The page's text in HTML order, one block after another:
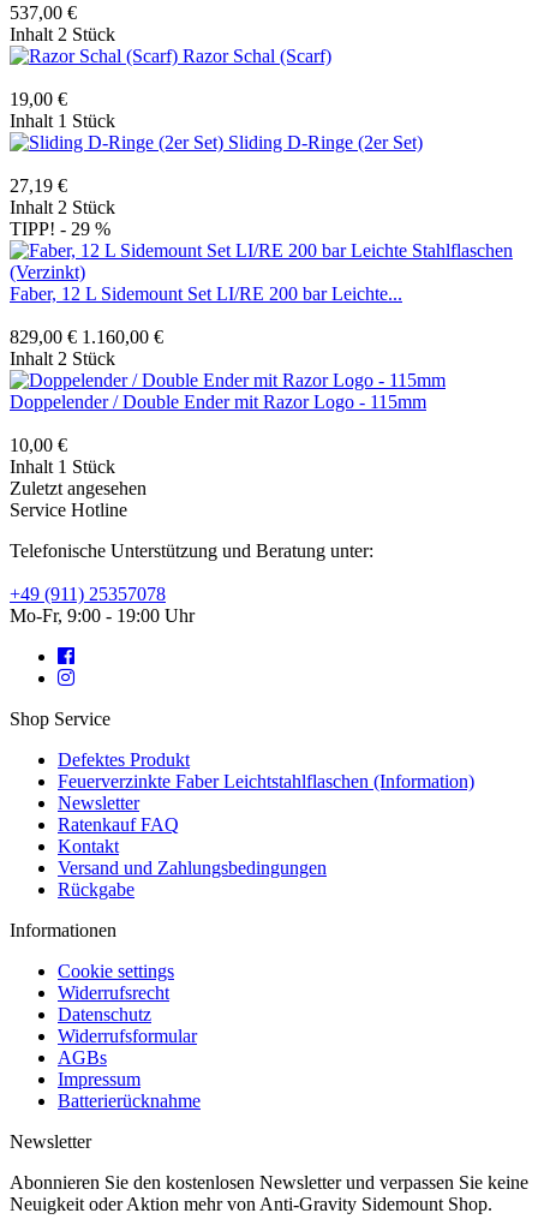
537,00 €
Inhalt 2 Stück
Razor Schal (Scarf)
19,00 €
Inhalt 1 Stück
Sliding D-Ringe (2er Set)
27,19 €
Inhalt 2 Stück
TIPP! - 29 %
Faber, 12 L Sidemount Set LI/RE 200 bar Leichte...
829,00 € 1.160,00 €
Inhalt 2 Stück
Doppelender / Double Ender mit Razor Logo - 115mm
10,00 €
Inhalt 1 Stück
Zuletzt angesehen
Service Hotline
Telefonische Unterstützung und Beratung unter:
+49 (911) 25357078
Mo-Fr, 9:00 - 19:00 Uhr
Shop Service
Defektes Produkt
Feuerverzinkte Faber Leichtstahlflaschen (Information)
Newsletter
Ratenkauf FAQ
Kontakt
Versand und Zahlungsbedingungen
Rückgabe
Informationen
Cookie settings
Widerrufsrecht
Datenschutz
Widerrufsformular
AGBs
Impressum
Batterierücknahme
Newsletter
Abonnieren Sie den kostenlosen Newsletter und verpassen Sie keine
Neuigkeit oder Aktion mehr von Anti-Gravity Sidemount Shop.